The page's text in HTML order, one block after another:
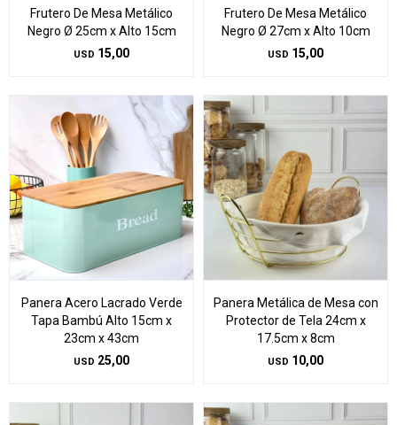
Frutero De Mesa Metálico
Negro Ø 25cm x Alto 15cm
USD 15,00
Frutero De Mesa Metálico
Negro Ø 27cm x Alto 10cm
USD 15,00
Panera Acero Lacrado Verde
Tapa Bambú Alto 15cm x
23cm x 43cm
USD 25,00
Panera Metálica de Mesa con
Protector de Tela 24cm x
17.5cm x 8cm
USD 10,00